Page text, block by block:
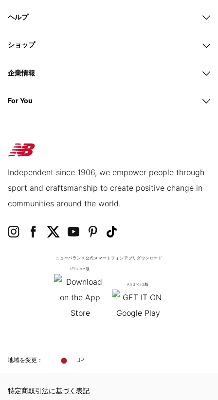
ヘルプ
ショップ
企業情報
For You
Independent since 1906, we empower people through
sport and craftsmanship to create positive change in
communities around the world.
ニューバランス公式スマートフォンアプリ ダウンロード
iPhone版
Android版
地域を変更： JP
特定商取引法に基づく表記